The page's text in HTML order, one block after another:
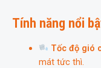
Tính năng nổi
Tốc độ gió
mát tức thì.